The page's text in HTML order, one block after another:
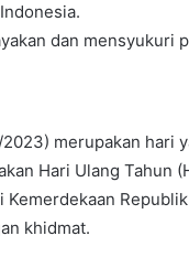
dan mensyukuri
2023) merupakan
Hari Ulang Tahun
Kemerdekaan
khidmat.